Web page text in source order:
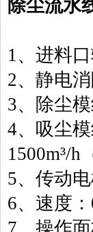
除尘流水
1、进料
2、静电
3、除尘
4、吸尘
1500m³/h
5、传动
6、速度
7、操作